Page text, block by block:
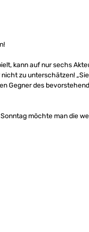
kann auf nur sechs
zu unterschätzen!
Gegner des
möchte man die